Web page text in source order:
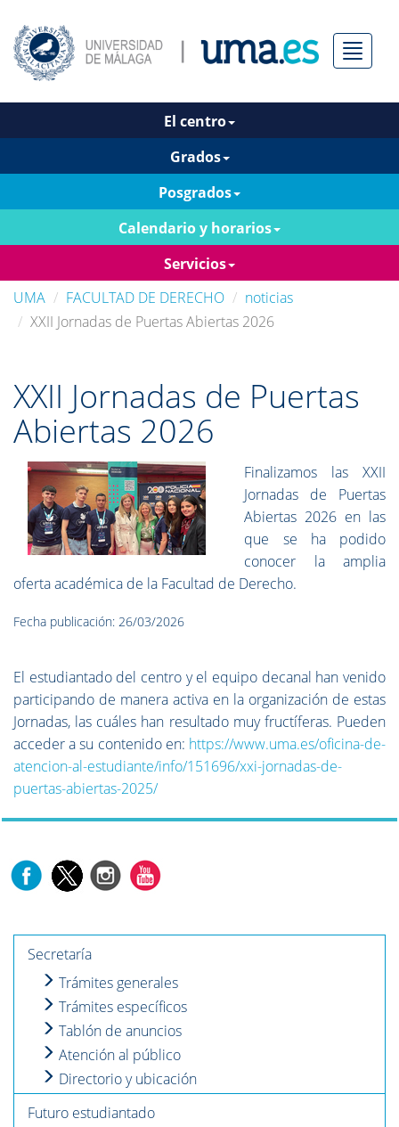
Menú
El centro
Grados
Posgrados
Calendario y horarios
Servicios
UMA
FACULTAD DE DERECHO
noticias
XXII Jornadas de Puertas Abiertas 2026
XXII Jornadas de Puertas
Abiertas 2026
Finalizamos las XXII
Jornadas de Puertas
Abiertas 2026 en las
que se ha podido
conocer la amplia
oferta académica de la Facultad de Derecho.
Fecha publicación: 26/03/2026
El estudiantado del centro y el equipo decanal han venido
participando de manera activa en la organización de estas
Jornadas, las cuáles han resultado muy fructíferas. Pueden
acceder a su contenido en: https://www.uma.es/oficina-de-
atencion-al-estudiante/info/151696/xxi-jornadas-de-
puertas-abiertas-2025/
Secretaría
Trámites generales
Trámites específicos
Tablón de anuncios
Atención al público
Directorio y ubicación
Futuro estudiantado